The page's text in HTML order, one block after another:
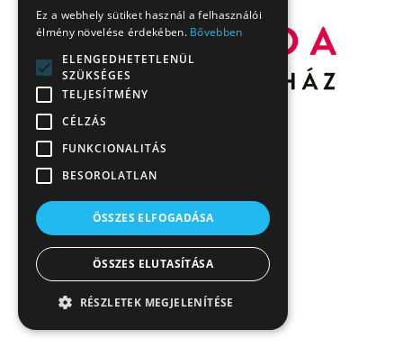
Ez a webhely sütiket használ a felhasználói
élmény növelése érdekében. Bővebben
ELENGEDHETETLENÜL
SZÜKSÉGES
TELJESÍTMÉNY
CÉLZÁS
FUNKCIONALITÁS
BESOROLATLAN
ÖSSZES ELFOGADÁSA
ÖSSZES ELUTASÍTÁSA
RÉSZLETEK MEGJELENÍTÉSE